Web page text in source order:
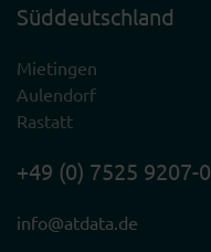
Süddeutschland
Mietingen
Aulendorf
Rastatt
+49 (0) 7525 9207-0
info@atdata.de